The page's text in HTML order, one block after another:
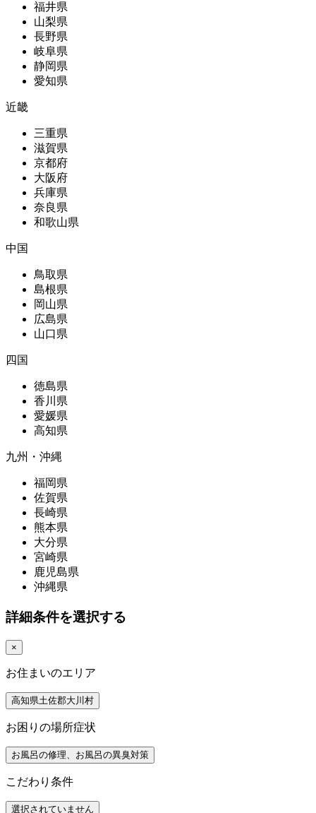
福井県
山梨県
長野県
岐阜県
静岡県
愛知県
近畿
三重県
滋賀県
京都府
大阪府
兵庫県
奈良県
和歌山県
中国
鳥取県
島根県
岡山県
広島県
山口県
四国
徳島県
香川県
愛媛県
高知県
九州・沖縄
福岡県
佐賀県
長崎県
熊本県
大分県
宮崎県
鹿児島県
沖縄県
詳細条件を選択する
×
お住まいのエリア
高知県土佐郡大川村
お困りの場所症状
お風呂の修理、お風呂の異臭対策
こだわり条件
選択されていません